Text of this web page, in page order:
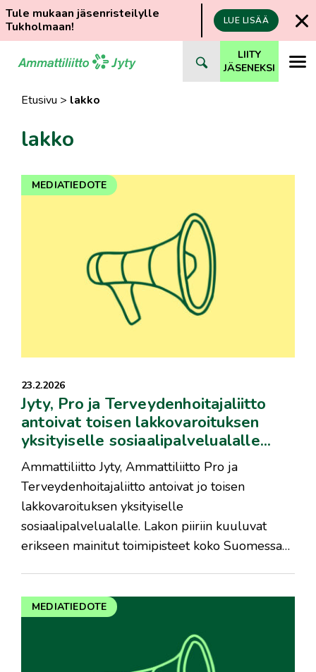
Tule mukaan jäsenristeilylle
Tukholmaan!
LUE LISÄÄ
suoraan
LIITY
JÄSENEKSI
Etusivu > lakko
lakko
MEDIATIEDOTE
23.2.2026
Jyty, Pro ja Terveydenhoitajaliitto
antoivat toisen lakkovaroituksen
yksityiselle sosiaalipalvelualalle...
Ammattiliitto Jyty, Ammattiliitto Pro ja
Terveydenhoitajaliitto antoivat jo toisen
lakkovaroituksen yksityiselle
sosiaalipalvelualalle. Lakon piiriin kuuluvat
erikseen mainitut toimipisteet koko Suomessa…
MEDIATIEDOTE